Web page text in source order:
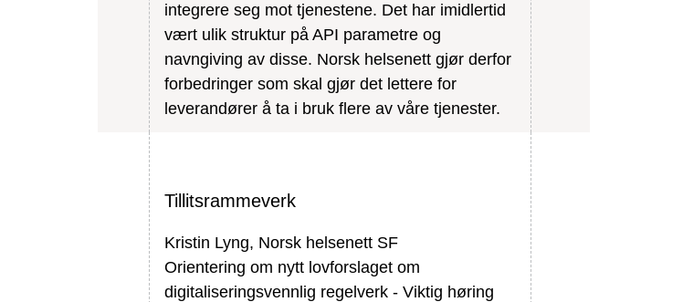
integrere seg mot tjenestene. Det har imidlertid
vært ulik struktur på API parametre og
navngiving av disse. Norsk helsenett gjør derfor
forbedringer som skal gjør det lettere for
leverandører å ta i bruk flere av våre tjenester.
Tillitsrammeverk
Kristin Lyng, Norsk helsenett SF
Orientering om nytt lovforslaget om
digitaliseringsvennlig regelverk - Viktig høring